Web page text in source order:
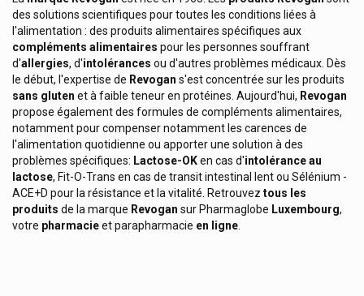
des solutions scientifiques pour toutes les conditions liées à
l'alimentation : des produits alimentaires spécifiques aux
compléments alimentaires pour les personnes souffrant
d'allergies, d'intolérances ou d'autres problèmes médicaux. Dès
le début, l'expertise de Revogan s'est concentrée sur les produits
sans gluten et à faible teneur en protéines. Aujourd'hui, Revogan
propose également des formules de compléments alimentaires,
notamment pour compenser notamment les carences de
l'alimentation quotidienne ou apporter une solution à des
problèmes spécifiques: Lactose-OKen cas d'intolérance au
lactose, Fit-O-Trans en cas de transit intestinal lent ou Sélénium -
ACE+D pour la résistance et la vitalité. Retrouvez tous les
produits de la marque Revogan sur Pharmaglobe Luxembourg,
votre pharmacieet parapharmacie en ligne.
Protectis
Protefix
Protina Pharm
Pulmoll Pastilles
Puratopix
Pure Encapsulations Compléments
Puressentiel Produits Aromathérapique
Purol Produits Cosmétiques